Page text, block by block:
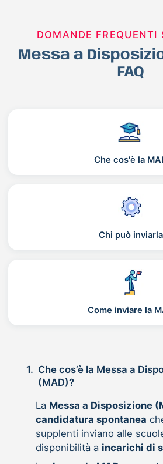
DOMANDE FREQUENTI
Messa a
FAQ
Che cos'è la
Chi può inviarla
Come inviare la
1. Che cos’è la Messa a Disposizione
(MAD)?
La Messa a Disposizione
candidatura spontanea
supplenti inviano alle
disponibilità a incarichi di